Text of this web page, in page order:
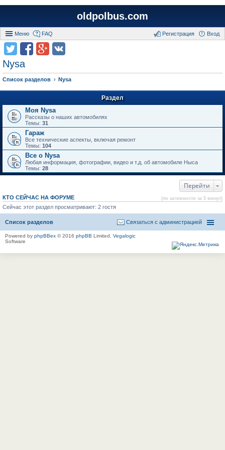
oldpolbus.com
Меню FAQ Вход
Регистрация
Nysa
Список разделов Nysa
Раздел
Моя Nysa
Рассказы о наших автомобилях
Темы: 31
Гараж
Все технические аспекты, включая ремонт
Темы: 104
Все о Nysa
Любая информация, фотографии, видео и т.д. об автомобиле Ныса
Темы: 28
Перейти
КТО СЕЙЧАС НА ФОРУМЕ (по активности за 5 минут)
Сейчас этот раздел просматривают: 2 гостя
Список разделов Связаться с администрацией
Powered by phpBBex © 2016 phpBB Limited, Vegalogic
Software